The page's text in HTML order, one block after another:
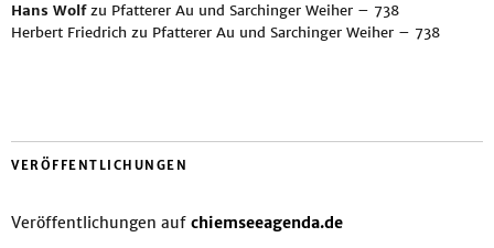
Hans Wolfzu Pfatterer Au und Sarchinger Weiher – 738
Herbert Friedrich zu Pfatterer Au und Sarchinger Weiher – 738
VERÖFFENTLICHUNGEN
Veröffentlichungen auf chiemseeagenda.de